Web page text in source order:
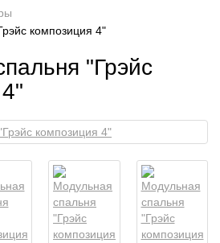
композиция 4"
"Грэйс